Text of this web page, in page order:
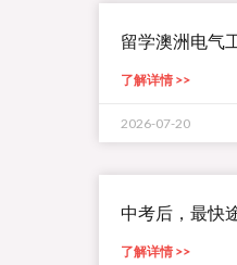
留学澳洲电气
了解详情 >>
2026-07-20
中考后，最快
了解详情 >>